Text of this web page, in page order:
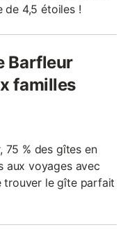
de 4,5 étoiles !
Barfleur
familles
75 % des gîtes en
aux voyages avec
trouver le gîte parfait